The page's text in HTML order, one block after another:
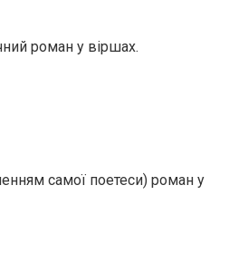
роман у віршах.
самої поетеси) роман у